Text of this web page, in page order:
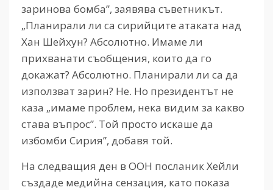
заринова бомба”, заявява съветникът.
„Планирали ли са сирийците атаката над
Хан Шейхун? Абсолютно. Имаме ли
прихванати съобщения, които да го
докажат? Абсолютно. Планирали ли са да
използват зарин? Не. Но президентът не
каза „имаме проблем, нека видим за какво
става въпрос”. Той просто искаше да
избомби Сирия”, добавя той.
На следващия ден в ООН посланик Хейли
създаде медийна сензация, като показа